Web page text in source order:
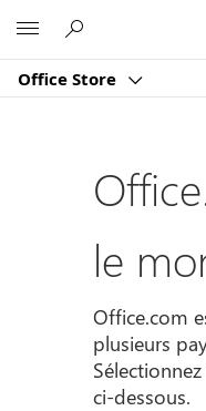
Office Store
le
Office.com
plusieurs
ci-dessous.